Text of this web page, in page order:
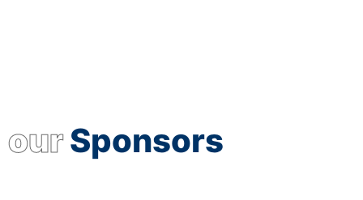
ourSponsors